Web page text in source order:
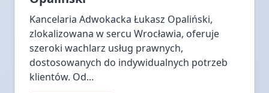
Kancelaria Adwokacka Łukasz Opaliński,
zlokalizowana w sercu Wrocławia, oferuje
szeroki wachlarz usług prawnych,
dostosowanych do indywidualnych potrzeb
klientów. Od...